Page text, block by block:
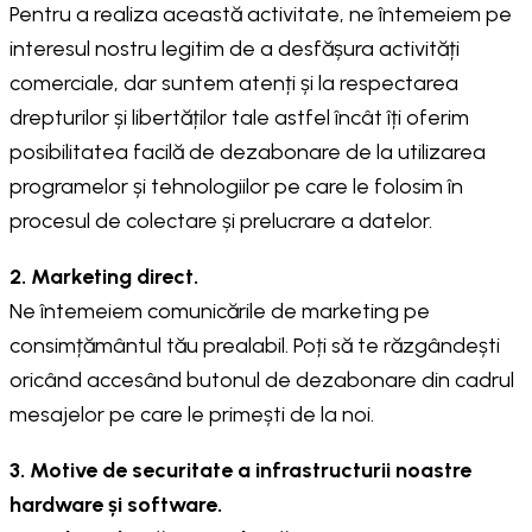
Pentru a realiza această activitate, ne întemeiem pe
interesul nostru legitim de a desfășura activități
comerciale, dar suntem atenți și la respectarea
drepturilor și libertăților tale astfel încât îți oferim
posibilitatea facilă de dezabonare de la utilizarea
programelor și tehnologiilor pe care le folosim în
procesul de colectare și prelucrare a datelor.
2. Marketing direct.
Ne întemeiem comunicările de marketing pe
consimțământul tău prealabil. Poți să te răzgândești
oricând accesând butonul de dezabonare din cadrul
mesajelor pe care le primești de la noi.
3. Motive de securitate a infrastructurii noastre
hardware și software.